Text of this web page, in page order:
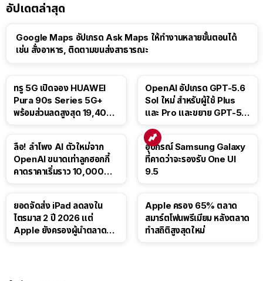
อัปเดตล่าสุด
Google Maps อัปเกรด Ask Maps ให้ทำงานหลายขั้นตอนได้
เช่น สั่งอาหาร, ติดตามขนส่งสาธารณะ
ทรู 5G เปิดจอง HUAWEI
Pura 90s Series 5G+
พร้อมส่วนลดสูงสุด 19,400
OpenAI อัปเกรด GPT-5.6
Sol ใหม่ สำหรับผู้ใช้ Plus
และ Pro และขยาย GPT-5.6
ลือ! ลำโพง AI ตัวใหม่จาก
OpenAI ขนาดเท่าลูกฮอกกี้
คาดราคาเริ่มราว 10,000
อุปกรณ์ Samsung Galaxy
ที่คาดว่าจะรองรับ One UI
9.5
ยอดจัดส่ง iPad ลดลงใน
ไตรมาส 2 ปี 2026 แต่
Apple ยังครองผู้นำตลาด
Apple ครอง 65% ตลาด
สมาร์ตโฟนพรีเมียม หลังตลาด
ทำสถิติสูงสุดใหม่